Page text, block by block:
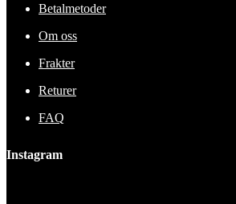
Betalmetoder
Om oss
Frakter
Returer
FAQ
Instagram